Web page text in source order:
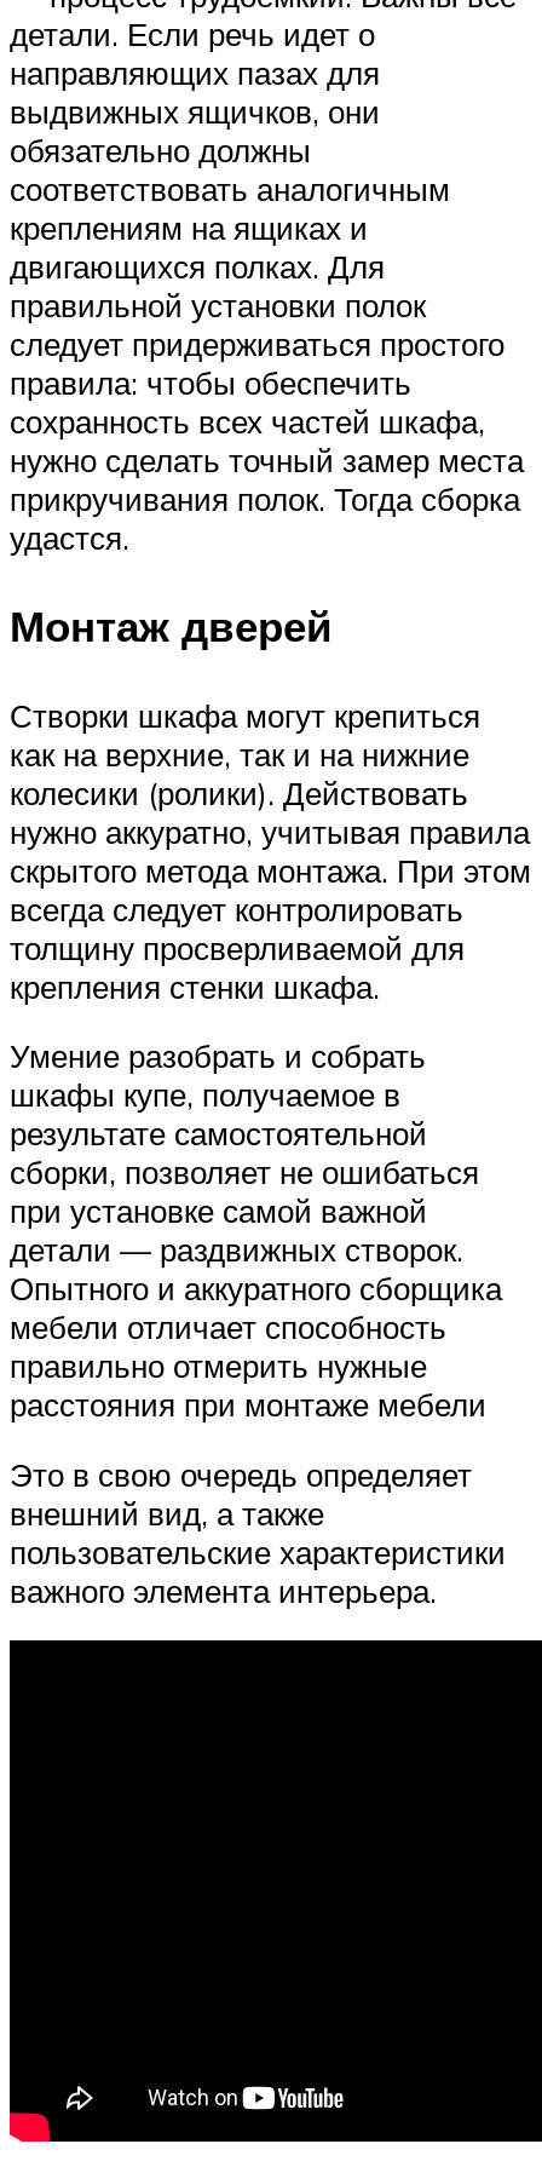
детали. Если речь идет о
направляющих пазах для
выдвижных ящичков, они
обязательно должны
соответствовать аналогичным
креплениям на ящиках и
двигающихся полках. Для
правильной установки полок
следует придерживаться простого
правила: чтобы обеспечить
сохранность всех частей шкафа,
нужно сделать точный замер места
прикручивания полок. Тогда сборка
удастся.
Монтаж дверей
Створки шкафа могут крепиться
как на верхние, так и на нижние
колесики (ролики). Действовать
нужно аккуратно, учитывая правила
скрытого метода монтажа. При этом
всегда следует контролировать
толщину просверливаемой для
крепления стенки шкафа.
Умение разобрать и собрать
шкафы купе, получаемое в
результате самостоятельной
сборки, позволяет не ошибаться
при установке самой важной
детали — раздвижных створок.
Опытного и аккуратного сборщика
мебели отличает способность
правильно отмерить нужные
расстояния при монтаже мебели
Это в свою очередь определяет
внешний вид, а также
пользовательские характеристики
важного элемента интерьера.